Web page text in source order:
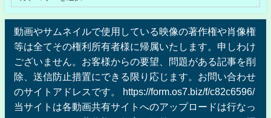
動画やサムネイルで使用している映像の著作権や肖像権
等は全てその権利所有者様に帰属いたします。申しわけ
ございません。お客様からの要望、問題がある記事を削
除、送信防止措置にできる限り応じます。お問い合わせ
のサイトアドレスです。 https://form.os7.biz/f/c82c6596/
当サイトは各動画共有サイトへのアップロードは行なっ